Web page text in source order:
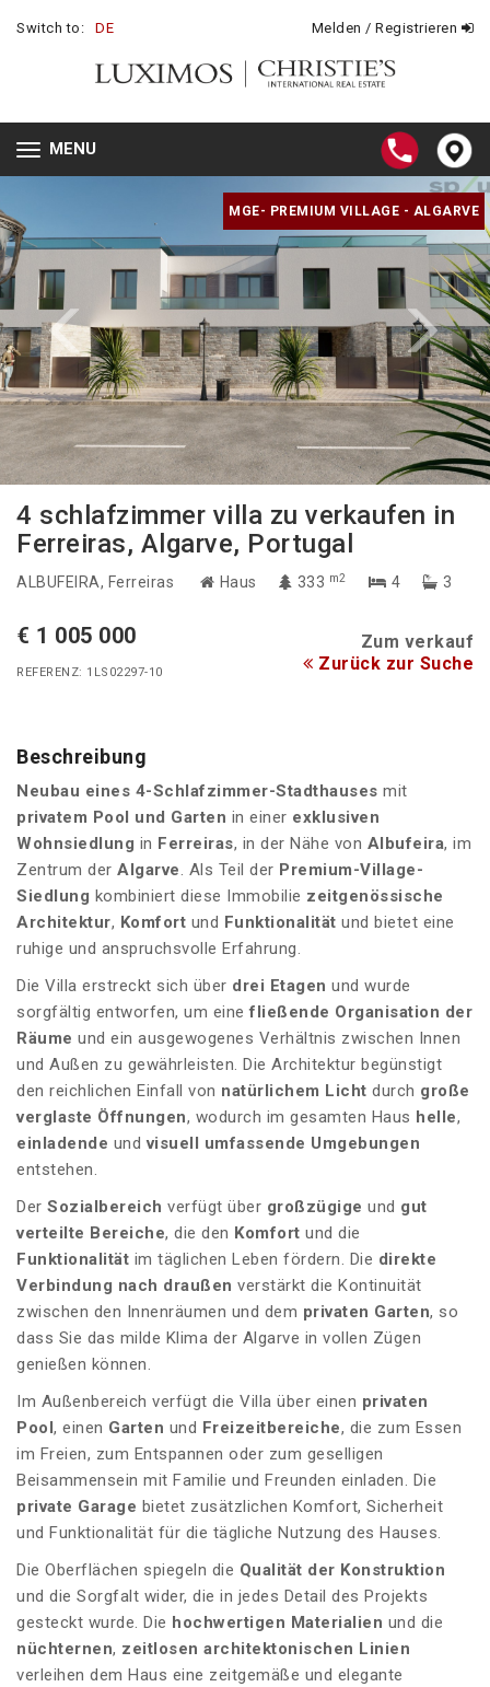
Switch to: DE Melden / Registrieren
Toggle
navigation
MENU
MGE- PREMIUM VILLAGE - ALGARVE
4 schlafzimmer villa zu verkaufen in
Ferreiras, Algarve, Portugal
ALBUFEIRA, Ferreiras Haus 333 m2 4 3
€ 1 005 000 Zum verkauf
REFERENZ: 1LS02297-10 Zurück zur Suche
Beschreibung
Neubau eines 4-Schlafzimmer-Stadthauses mit
privatem Pool und Garten in einer exklusiven
Wohnsiedlung in Ferreiras, in der Nähe von Albufeira, im
Zentrum der Algarve. Als Teil der Premium-Village-
Siedlung kombiniert diese Immobilie zeitgenössische
Architektur, Komfort und Funktionalität und bietet eine
ruhige und anspruchsvolle Erfahrung.
Die Villa erstreckt sich über drei Etagen und wurde
sorgfältig entworfen, um einefließende Organisation der
Räume und ein ausgewogenes Verhältnis zwischen Innen
und Außen zu gewährleisten. Die Architektur begünstigt
den reichlichen Einfall von natürlichem Licht durch große
verglaste Öffnungen, wodurch im gesamten Haus helle,
einladende undvisuell umfassende Umgebungen
entstehen.
Der Sozialbereich verfügt über großzügige und gut
verteilte Bereiche, die den Komfort und die
Funktionalität im täglichen Leben fördern. Die direkte
Verbindung nach draußen verstärkt die Kontinuität
zwischen den Innenräumen und dem privaten Garten, so
dass Sie das milde Klima der Algarve in vollen Zügen
genießen können.
Im Außenbereich verfügt die Villa über einen privaten
Pool , einen Garten und Freizeitbereiche, die zum Essen
im Freien, zum Entspannen oder zum geselligen
Beisammensein mit Familie und Freunden einladen. Die
private Garage bietet zusätzlichen Komfort, Sicherheit
und Funktionalität für die tägliche Nutzung des Hauses.
Die Oberflächen spiegeln die Qualität der Konstruktion
und die Sorgfalt wider, die in jedes Detail des Projekts
gesteckt wurde. Die hochwertigen Materialien und die
nüchternen, zeitlosen architektonischen Linien
verleihen dem Haus eine zeitgemäße und elegante